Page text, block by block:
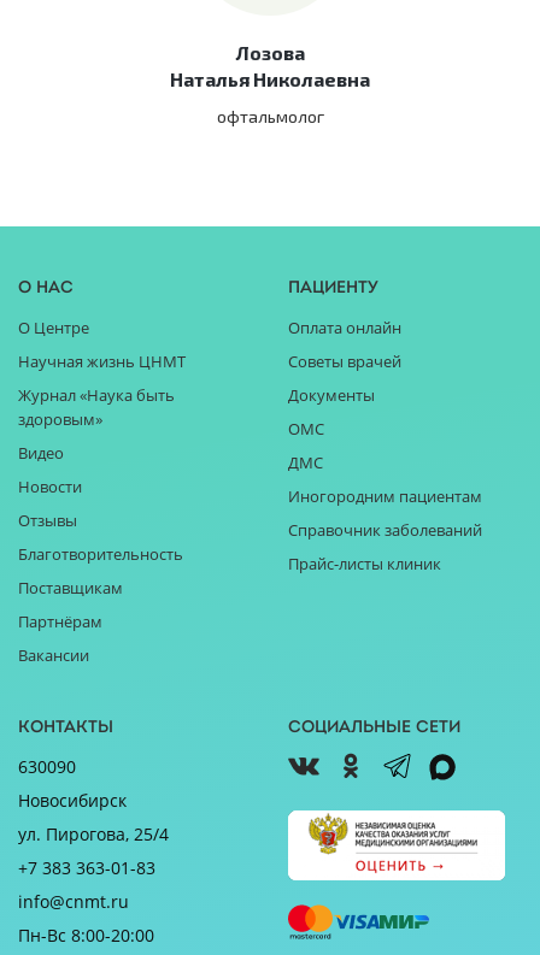
Лозова
Наталья Николаевна
офтальмолог
О нас
О Центре
Научная жизнь ЦНМТ
Журнал «Наука быть
здоровым»
Видео
Новости
Отзывы
Благотворительность
Поставщикам
Партнёрам
Вакансии
Пациенту
Оплата онлайн
Советы врачей
Документы
ОМС
ДМС
Иногородним пациентам
Справочник заболеваний
Прайс-листы клиник
Контакты
630090
Новосибирск
ул. Пирогова, 25/4
+7 383 363-01-83
info@cnmt.ru
Пн-Вс 8:00-20:00
Социальные сети